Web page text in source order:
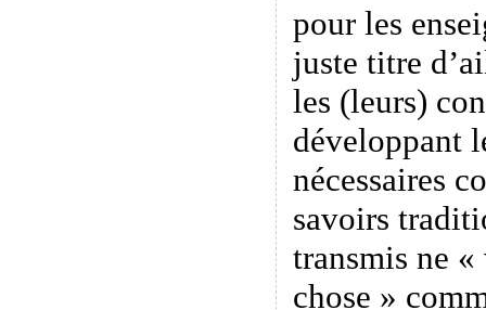
pour les
juste titre
les (leurs)
développant
nécessaires
savoirs
transmis ne
chose »